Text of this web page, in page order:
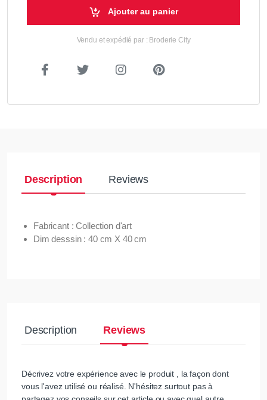
Ajouter au panier
Vendu et expédié par : Broderie City
Description Reviews
Fabricant : Collection d'art
Dim desssin : 40 cm X 40 cm
Description Reviews
Décrivez votre expérience avec le produit , la façon dont
vous l'avez utilisé ou réalisé. N'hésitez surtout pas à